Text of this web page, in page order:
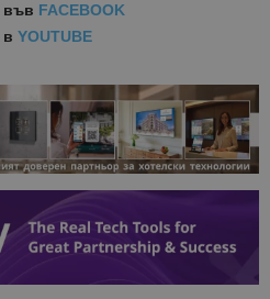
във FACEBOOK
YOUTUBE